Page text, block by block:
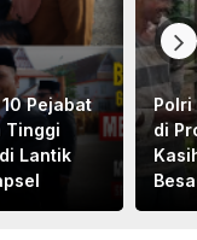
Pejabat
Tinggi
Lantik
Polri
di